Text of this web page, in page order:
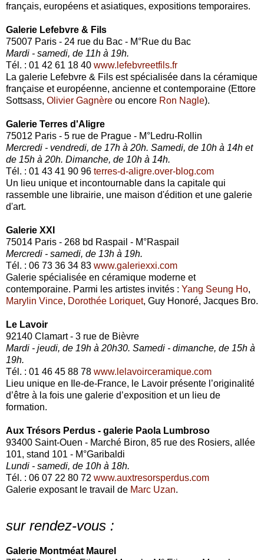
français, européens et asiatiques, expositions temporaires.
Galerie Lefebvre & Fils
75007 Paris - 24 rue du Bac - M°Rue du Bac
Mardi - samedi, de 11h à 19h.
Tél. : 01 42 61 18 40 www.lefebvreetfils.fr
La galerie Lefebvre & Fils est spécialisée dans la céramique
française et européenne, ancienne et contemporaine (Ettore
Sottsass, Olivier Gagnère ou encore Ron Nagle).
Galerie Terres d'Aligre
75012 Paris - 5 rue de Prague - M°Ledru-Rollin
Mercredi - vendredi, de 17h à 20h. Samedi, de 10h à 14h et
de 15h à 20h. Dimanche, de 10h à 14h.
Tél. : 01 43 41 90 96 terres-d-aligre.over-blog.com
Un lieu unique et incontournable dans la capitale qui
rassemble une librairie, une maison d'édition et une galerie
d'art.
Galerie XXI
75014 Paris - 268 bd Raspail - M°Raspail
Mercredi - samedi, de 13h à 19h.
Tél. : 06 73 36 34 83 www.galeriexxi.com
Galerie spécialisée en céramique moderne et
contemporaine. Parmi les artistes invités : Yang Seung Ho,
Marylin Vince, Dorothée Loriquet, Guy Honoré, Jacques Bro.
Le Lavoir
92140 Clamart - 3 rue de Bièvre
Mardi - jeudi, de 19h à 20h30. Samedi - dimanche, de 15h à
19h.
Tél. : 01 46 45 88 78 www.lelavoirceramique.com
Lieu unique en Ile-de-France, le Lavoir présente l’originalité
d’être à la fois une galerie d’exposition et un lieu de
formation.
Aux Trésors Perdus - galerie Paola Lumbroso
93400 Saint-Ouen - Marché Biron, 85 rue des Rosiers, allée
101, stand 101 - M°Garibaldi
Lundi - samedi, de 10h à 18h.
Tél. : 06 07 22 80 72 www.auxtresorsperdus.com
Galerie exposant le travail de Marc Uzan.
sur rendez-vous :
Galerie Montméat Maurel